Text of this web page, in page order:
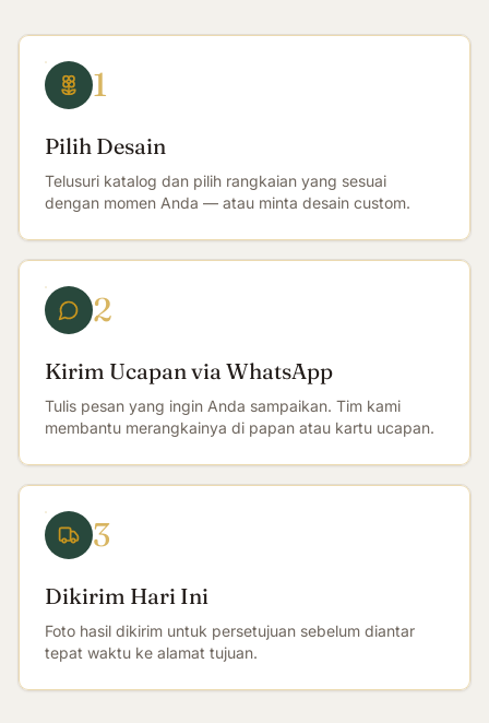
1
Pilih Desain
Telusuri katalog dan pilih rangkaian yang sesuai
dengan momen Anda — atau minta desain custom.
2
Kirim Ucapan via WhatsApp
Tulis pesan yang ingin Anda sampaikan. Tim kami
membantu merangkainya di papan atau kartu ucapan.
3
Dikirim Hari Ini
Foto hasil dikirim untuk persetujuan sebelum diantar
tepat waktu ke alamat tujuan.